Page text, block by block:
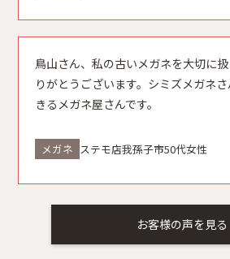
鳥山さん、私の古いメガネを大切に
りがとうございます。シミズメガネ
きるメガネ屋さんです。
メガネ ステモ店我孫子市50代女性
お客様の声を見る